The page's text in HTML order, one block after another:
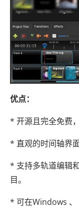
优点：
* 开源且完全免费
* 直观的时间轴界
* 支持多轨道编辑
目。
* 可在Windows 、